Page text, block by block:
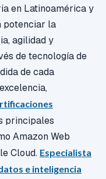
en Latinoamérica y
potenciar la
agilidad y
de tecnología de
de cada
principales
Amazon Web
Cloud. Especialista
e inteligencia